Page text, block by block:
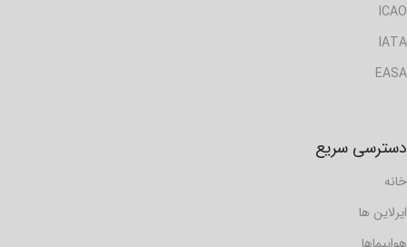
ICAO
IATA
EASA
دسترسی سریع
خانه
ایرلاین ها
هواپیماها